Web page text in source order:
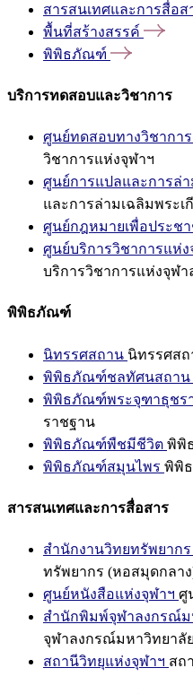
สารสนเทศและการสื่อส
พื้นที่สร้างสรรค์
พิพิธภัณฑ์
บริการทดสอบและวิชาการ
ศูนย์ทดสอบทางวิชากา
วิชาการแห่งจุฬาฯ
ศูนย์การแปลและการล่า
และการล่ามเฉลิมพระเ
ศูนย์กฎหมายเพื่อประช
ศูนย์บริการวิชาการแห่
บริการวิชาการแห่งจุฬ
พิพิธภัณฑ์
นิทรรศสถาน นิทรรศส
พิพิธภัณฑ์ชลทัศนสถาน
พิพิธภัณฑ์พระจุฑาธุชร
ราชฐาน
พิพิธภัณฑ์พืชมีชีวิต พิพิ
พิพิธภัณฑ์สมุนไพร พิพิ
สารสนเทศและการสื่อสาร
สำนักงานวิทยทรัพยาก
ทรัพยากร (หอสมุดกลา
ศูนย์หนังสือแห่งจุฬาฯ ศู
สำนักพิมพ์จุฬาลงกรณ์ม
จุฬาลงกรณ์มหาวิทยาลัย
สถานีวิทยุแห่งจุฬาฯ สถ